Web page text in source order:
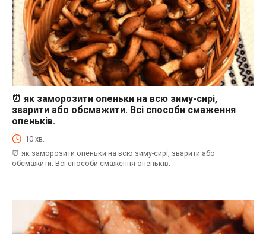
⏰Енциклопедія Coofood. Як економити час і гроші на кухні. Практичний побут.
⏰ як заморозити опеньки на всю зиму-сирі,
зварити або обсмажити. Всі способи смаження
опеньків.
10 хв.
⏰ як заморозити опеньки на всю зиму-сирі, зварити або
обсмажити. Всі способи смаження опеньків.